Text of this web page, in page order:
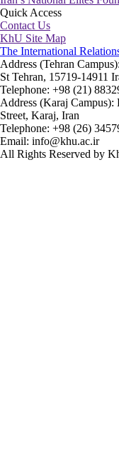
Quick Access
Contact Us
KhU Site Map
The International
Address (Tehran
St Tehran, 15719-14911
Telephone: +98 (21)
Address (Karaj
Street, Karaj, Iran
Telephone: +98 (26)
Email: info@khu.ac.ir
All Rights Reserved by